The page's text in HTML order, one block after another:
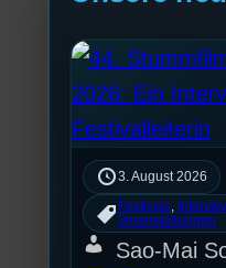
3. August 2026
Festivals
Veranstaltungen
Sao-Mai